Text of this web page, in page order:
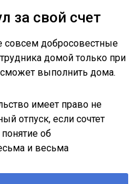
за свой счет
совсем добросовестные
домой только при
сможет выполнить дома.
имеет право не
отпуск, если сочтет
об
и весьма